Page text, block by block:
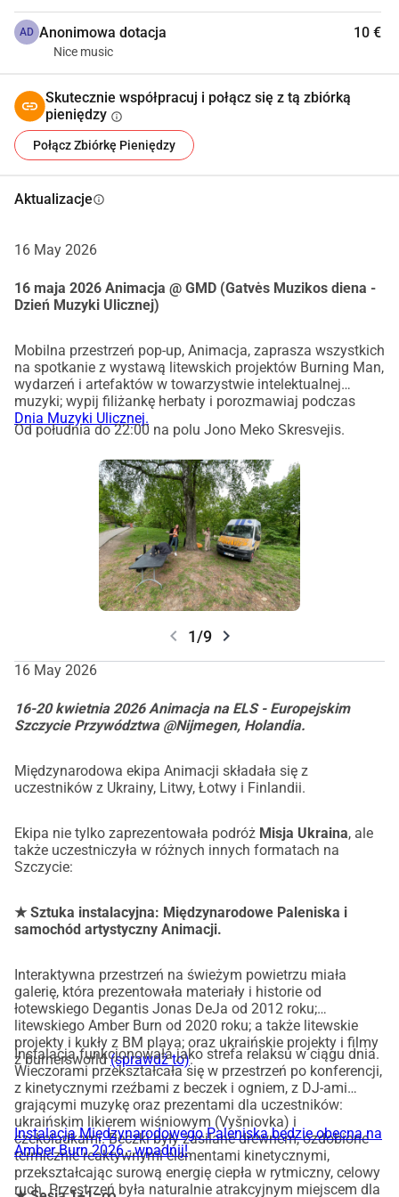
społeczności burnerów po drodze (Warszawa, Lwów) aż do
Kijowa, gdzie zostaliśmy powitani przez lokalną
wydarzenie burnerowe pod nazwą "Burning Man
Precompression: Spalakh".
Nasza zbiórka funduszy ma na celu pokrycie kosztów
napraw, w tym przejścia przeglądu technicznego,
Proszę sprawdzić sekcję aktualizacji zbiórki, aby uzyskać
zbiórkowych oraz misji i podróży ANIMACIJA.
Zdjęcia autorstwa Eriki, Romanasa, Goku.
AD Anonimowa dotacja 10 €
Nice music
Skutecznie współpracuj i połącz się z tą zbiórką
pieniędzy info
Połącz Zbiórkę Pieniędzy
Aktualizacjeinfo
16 May 2026
16 maja 2026 Animacja @ GMD (Gatvės Muzikos diena -
Dzień Muzyki Ulicznej)
Mobilna przestrzeń pop-up, Animacja, zaprasza wszystkich
na spotkanie z wystawą litewskich projektów Burning Man,
wydarzeń i artefaktów w towarzystwie intelektualnej
muzyki; wypij filiżankę herbaty i porozmawiaj podczas
Dnia Muzyki Ulicznej.
Od południa do 22:00 na polu Jono Meko Skresvejis.
chevron_left 1/9 chevron_right
16 May 2026
16-20 kwietnia 2026 Animacja na ELS - Europejskim
Szczycie Przywództwa @Nijmegen, Holandia.
Międzynarodowa ekipa Animacji składała się z
uczestników z Ukrainy, Litwy, Łotwy i Finlandii.
Ekipa nie tylko zaprezentowała podróż Misja Ukraina, ale
także uczestniczyła w różnych innych formatach na
Szczycie:
★ Sztuka instalacyjna: Międzynarodowe Paleniska i
samochód artystyczny Animacji.
Interaktywna przestrzeń na świeżym powietrzu miała
galerię, która prezentowała materiały i historie od
łotewskiego Degantis Jonas DeJa od 2012 roku;
litewskiego Amber Burn od 2020 roku; a także litewskie
projekty i kukły z BM playa; oraz ukraińskie projekty i filmy
z burnersworld(sprawdź to).
Instalacja funkcjonowała jako strefa relaksu w ciągu dnia.
Wieczorami przekształcała się w przestrzeń po konferencji,
z kinetycznymi rzeźbami z beczek i ogniem, z DJ-ami
grającymi muzykę oraz prezentami dla uczestników:
ukraińskim likierem wiśniowym (Vyšniovka) i
czekoladkami. Beczki były zasilane drewnem, ozdobione
termicznie reaktywnymi elementami kinetycznymi,
przekształcając surową energię ciepła w rytmiczny, celowy
ruch. Przestrzeń była naturalnie atrakcyjnym miejscem dla
Instalacja Międzynarodowego Paleniska będzie obecna na
Amber Burn 2026 - wpadnij!